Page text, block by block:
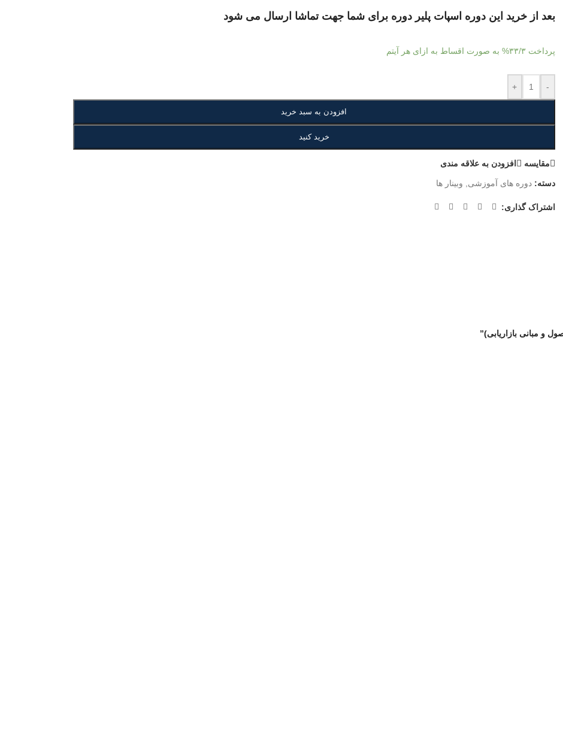
بعد از خرید این دوره اسپات پلیر دوره برای شما جهت تماشا ارسال می شود
پرداخت ۳۳/۳% به صورت اقساط به ازای هر آیتم
-
+
افزودن به سبد خرید
خرید کنید
مقايسه افزودن به علاقه مندی
دسته: دوره های آموزشی وبینار ها
اشتراک گذاری:
و مبانی بازاریابی)”